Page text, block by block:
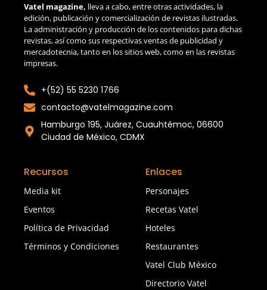
Vatel magazine, lleva a cabo, entre otras actividades, la
edición, publicación y comercialización de revistas ilustradas.
La administración y producción de los contenidos para dichas
revistas, así como sus respectivas ventas de publicidad y
mercadotecnia, tanto en los sitios web, como en las revistas
impresas.
+(52) 55 5230 1766
contacto@vatelmagazine.com
Hamburgo 195, Juárez, Cuauhtémoc, 06600
Ciudad de México, CDMX
Recursos
Media kit
Eventos
Política de Privacidad
Términos y Condiciones
Enlaces
Personajes
Recetas Vatel
Hoteles
Restaurantes
Vatel Club México
Directorio Vatel